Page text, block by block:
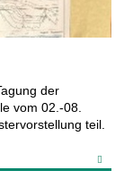
der
vom 02.-08.
teil.